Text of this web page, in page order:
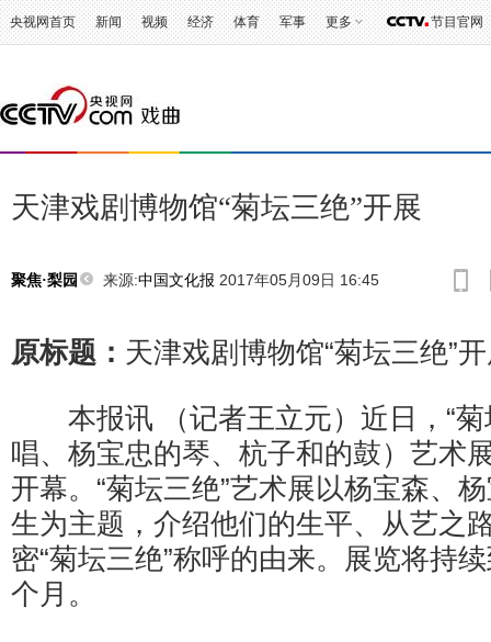
央视网首页 新闻 视频 经济 体育 军事 更多 节目官网
天津戏剧博物馆“菊坛三绝”开展
聚焦·梨园 来源:中国文化报 2017年05月09日 16:45
原标题： 天津戏剧博物馆“菊坛三绝”
本报讯 （记者王立元）近日，“菊
唱、杨宝忠的琴、杭子和的鼓）艺术
开幕。“菊坛三绝”艺术展以杨宝森、
生为主题，介绍他们的生平、从艺之
密“菊坛三绝”称呼的由来。展览将持
个月。